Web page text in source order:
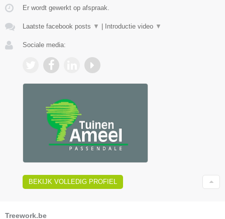
Er wordt gewerkt op afspraak.
Laatste facebook posts ▼ Introductie video ▼
Sociale media:
BEKIJK VOLLEDIG PROFIEL
Treework.be